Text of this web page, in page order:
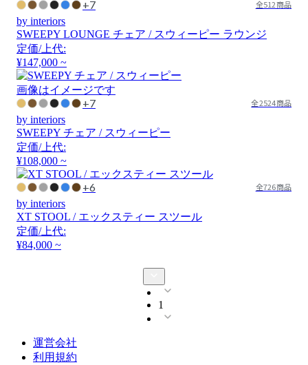
+7 全512商品
by interiors
SWEEPY LOUNGE チェア / スウィーピー ラウンジ
定価/上代:
¥147,000 ~
画像はイメージです
+7 全2524商品
by interiors
SWEEPY チェア / スウィーピー
定価/上代:
¥108,000 ~
+6 全726商品
by interiors
XT STOOL / エックスティー スツール
定価/上代:
¥84,000 ~
1
運営会社
利用規約